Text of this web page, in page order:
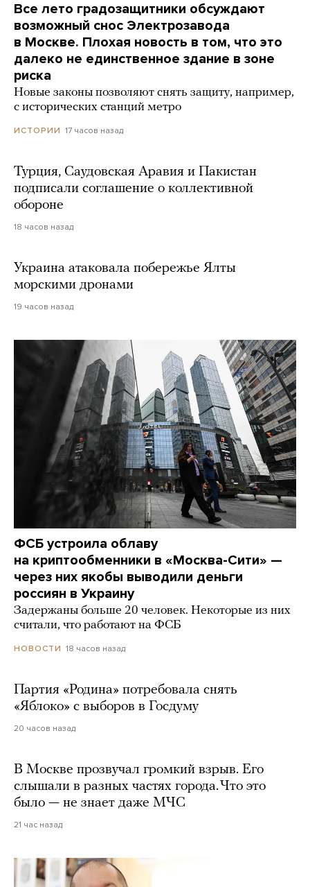
Все лето градозащитники обсуждают
возможный снос Электрозавода
в Москве. Плохая новость в том, что это
далеко не единственное здание в зоне
риска
Новые законы позволяют снять защиту, например,
с исторических станций метро
ИСТОРИИ 17 часов назад
Турция, Саудовская Аравия и Пакистан
подписали соглашение о коллективной
обороне
18 часов назад
Украина атаковала побережье Ялты
морскими дронами
19 часов назад
ФСБ устроила облаву
на криптообменники в «Москва-Сити» —
через них якобы выводили деньги
россиян в Украину
Задержаны больше 20 человек. Некоторые из них
считали, что работают на ФСБ
НОВОСТИ 18 часов назад
Партия «Родина» потребовала снять
«Яблоко» с выборов в Госдуму
20 часов назад
В Москве прозвучал громкий взрыв. Его
слышали в разных частях города. Что это
было — не знает даже МЧС
21 час назад